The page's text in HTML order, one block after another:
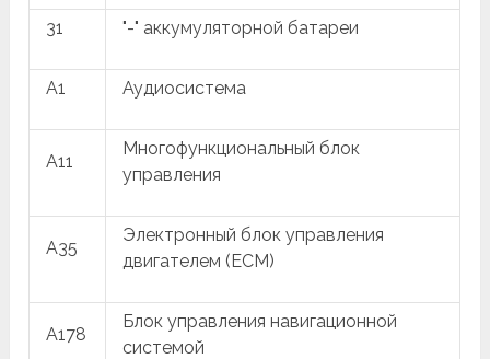
31 "-" аккумуляторной батареи
A1 Аудиосистема
A11
Многофункциональный блок
управления
A35
Электронный блок управления
двигателем (ECM)
A178
Блок управления навигационной
системой